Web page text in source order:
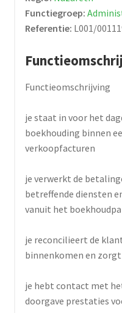
Functiegroep:
Referentie: L001/
Functieomschrijving
je staat in voor het
boekhouding binnen
verkoopfacturen
je verwerkt de
betreffende diensten
vanuit het
je reconcilieert de
binnenkomen en
je hebt contact met
doorgave prestaties